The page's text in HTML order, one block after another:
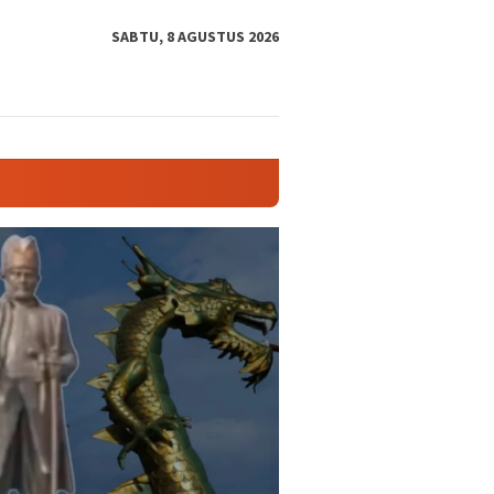
SABTU, 8 AGUSTUS 2026